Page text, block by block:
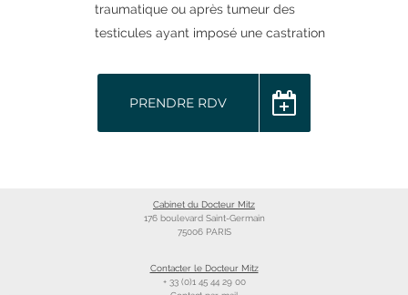
traumatique ou après tumeur des
testicules ayant imposé une castration
PRENDRE RDV
Cabinet du Docteur Mitz
176 boulevard Saint-Germain
75006 PARIS
Contacter le Docteur Mitz
+ 33 (0)1 45 44 29 00